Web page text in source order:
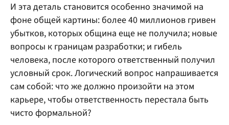
И эта деталь становится особенно значимой на
фоне общей картины: более 40 миллионов гривен
убытков, которых община еще не получила; новые
вопросы к границам разработки; и гибель
человека, после которого ответственный получил
условный срок. Логический вопрос напрашивается
сам собой: что же должно произойти на этом
карьере, чтобы ответственность перестала быть
чисто формальной?